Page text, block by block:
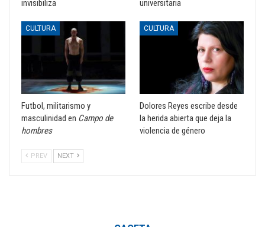
invisibiliza
universitaria
CULTURA
Futbol, militarismo y
masculinidad en Campo de
hombres
CULTURA
Dolores Reyes escribe desde
la herida abierta que deja la
violencia de género
PREV NEXT